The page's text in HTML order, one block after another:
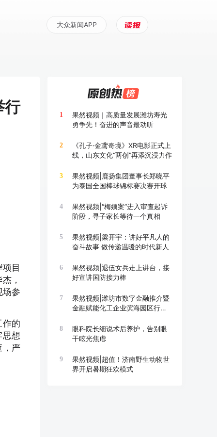
大众新闻APP
行
目
，
场参
作的
想
，严
1
果然视频｜高质量发展潍坊寿光
勇争先！奋进的声音最动听
2
《孔子·金鸢奇境》XR电影正式上
线，山东文化“两创”再添沉浸力作
3
果然视频|鹿扬集团董事长郑晓平
为泰国全国棒球锦标赛决赛开球
4
果然视频|“梅姨案”进入审查起诉
阶段，寻子家长等待一个真相
5
果然视频|梁开宇：讲好平凡人的
奋斗故事 做传递温暖的时代新人
6
果然视频|退伍女兵走上讲台，接
好宣讲国防接力棒
7
果然视频|潍坊市数字金融推介暨
金融赋能化工企业滨海园区行举
8
眼科院长细说术后养护，告别眼
干眩光焦虑
9
果然视频|超值！济南野生动物世
界开启暑期狂欢模式